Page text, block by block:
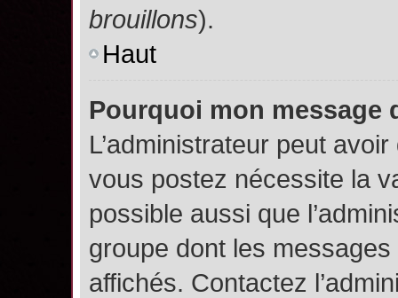
brouillons).
Haut
Pourquoi mon message
L’administrateur peut
vous postez nécessite la
possible aussi que
groupe dont les
affichés. Contactez